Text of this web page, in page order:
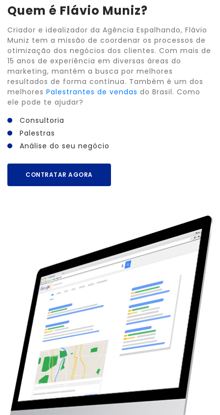
Quem é Flávio Muniz?
Criador e idealizador da Agência Espalhando, Flávio
Muniz tem a missão de coordenar os processos de
otimização dos negócios dos clientes. Com mais de
15 anos de experiência em diversas áreas do
marketing, mantém a busca por melhores
resultados de forma contínua. Também é um dos
melhores Palestrantes de vendas do Brasil. Como
ele pode te ajudar?
Consultoria
Palestras
Análise do seu negócio
CONTRATAR AGORA